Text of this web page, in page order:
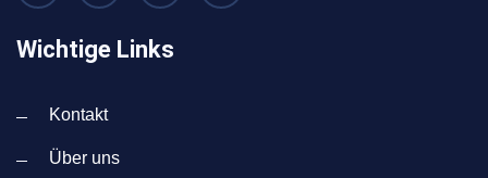
Wichtige Links
Kontakt
Über uns